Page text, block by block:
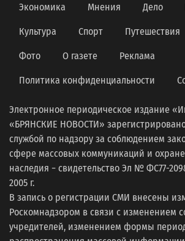
Экономика Мнения Дело
Культура Спорт Путешествия
Фото О газете Реклама
Политика конфиденциальности
Электронное периодическое издание
«БРЯНСКИЕ НОВОСТИ»
службой по надзору за соблюдением
сфере массовых коммуникаций и охране
наследия − свидетельство Эл № ФС77-
2005 г.
В запись о регистрации СМИ внесены
Роскомнадзором в связи с изменением
учредителей, изменением формы